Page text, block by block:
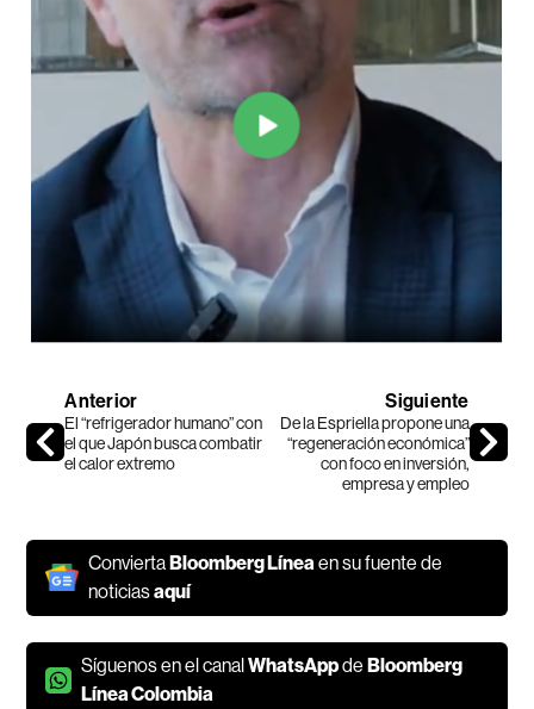
Anterior
El “refrigerador humano” con
el que Japón busca combatir
el calor extremo
Siguiente
De la Espriella propone una
“regeneración económica”
con foco en inversión,
empresa y empleo
ConviertaBloomberg Línea en su fuente de
noticiasaquí
Síguenos en el canalWhatsAppdeBloomberg
Línea Colombia